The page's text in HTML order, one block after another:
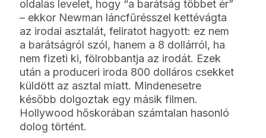
oldalas levelet, hogy “a barátság többet ér”
– ekkor Newman láncfűrésszel kettévágta
az irodai asztalát, feliratot hagyott: ez nem
a barátságról szól, hanem a 8 dollárról, ha
nem fizeti ki, fölrobbantja az irodát. Ezek
után a produceri iroda 800 dolláros csekket
küldött az asztal miatt. Mindenesetre
később dolgoztak egy másik filmen.
Hollywood hőskorában számtalan hasonló
dolog történt.